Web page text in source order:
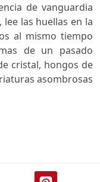
de vanguardia
las huellas en la
al mismo tiempo
de un pasado
cristal, hongos de
asombrosas